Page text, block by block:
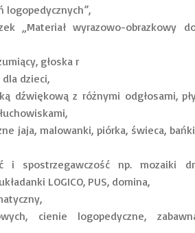
logopedycznych”,
„Materiał wyrazowo-obrazkowy
głoska r
dzieci,
dźwiękową z różnymi odgłosami,
jaja, malowanki, piórka, świeca,
i spostrzegawczość np. mozaiki
LOGICO, PUS, domina,
cienie logopedyczne,